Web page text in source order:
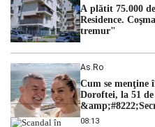
A plătit 75.000
Residence.
tremur"
As.ro
Cum se menţine
Doroftei, la 51
dezvăluit
08:13